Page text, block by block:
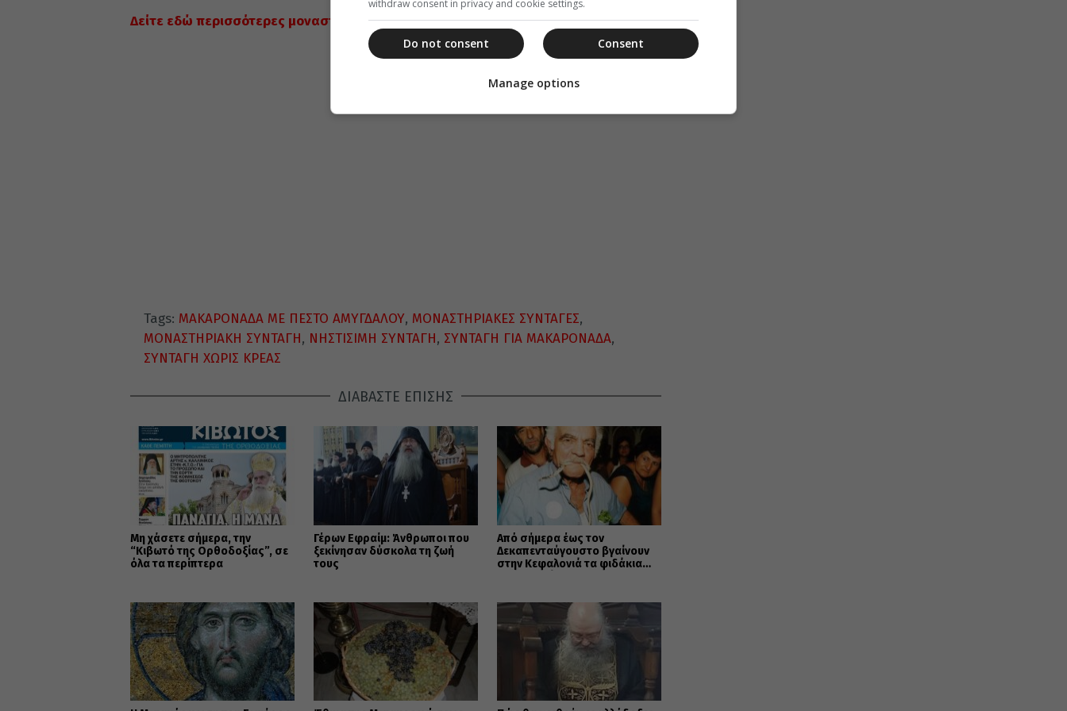
Δείτε εδώ περισσότερες μοναστηριακές συνταγές.
Tags: ΜΑΚΑΡΟΝΑΔΑ ΜΕ ΠΕΣΤΟ ΑΜΥΓΔΑΛΟΥ, ΜΟΝΑΣΤΗΡΙΑΚΕΣ ΣΥΝΤΑΓΕΣ,
ΜΟΝΑΣΤΗΡΙΑΚΗ ΣΥΝΤΑΓΗ, ΝΗΣΤΙΣΙΜΗ ΣΥΝΤΑΓΗ, ΣΥΝΤΑΓΗ ΓΙΑ ΜΑΚΑΡΟΝΑΔΑ,
ΣΥΝΤΑΓΗ ΧΩΡΙΣ ΚΡΕΑΣ
ΔΙΑΒΑΣΤΕ ΕΠΙΣΗΣ
Μη χάσετε σήμερα, την
“Κιβωτό της Ορθοδοξίας”, σε
όλα τα περίπτερα
Γέρων Εφραίμ: Άνθρωποι που
ξεκίνησαν δύσκολα τη ζωή
τους
Από σήμερα έως τον
Δεκαπενταύγουστο βγαίνουν
στην Κεφαλονιά τα φιδάκια
withdraw consent in privacy and cookie settings.
Consent
Do not consent
Manage options